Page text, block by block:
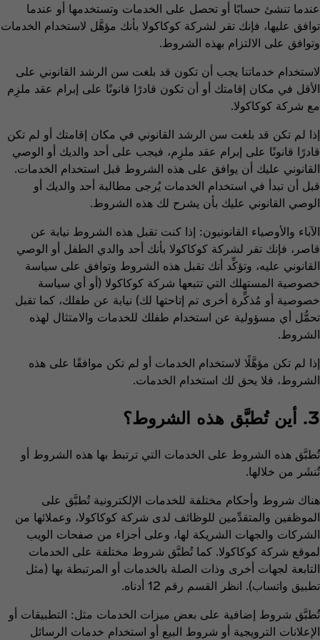
عندما تنشئ حسابًا أو تحصل على الخدمات وتستخدمها أو عندما
توافق عليها، فإنك تقر لشركة كوكاكولا بأنك مؤهَّل لاستخدام الخدمات
وتوافق على الالتزام بهذه الشروط.
لاستخدام خدماتنا يجب أن تكون قد بلغت سن الرشد القانوني على
الأقل في مكان إقامتك أو أن تكون قادرًا قانونًا على إبرام عقد ملزِم
مع شركة كوكاكولا.
إذا لم تكن قد بلغت سن الرشد القانوني في مكان إقامتك أو لم تكن
قادرًا قانونًا على إبرام عقد ملزِم، فيجب على أحد والديك أو الوصي
القانوني عليك أن يوافق على هذه الشروط قبل استخدام الخدمات.
قبل أن تبدأ في استخدام الخدمات يُرجى مطالبة أحد والديك أو
الوصي القانوني عليك بأن يشرح لك هذه الشروط.
الآباء والأوصياء القانونيون: إذا كنت تقبل هذه الشروط نيابة عن
قاصر، فإنك تقر لشركة كوكاكولا بأنك أحد والدي الطفل أو الوصي
القانوني عليه، وتؤكِّد أنك تقبل هذه الشروط وتوافق على سياسة
خصوصية المستهلك التي تتبعها شركة كوكاكولا (أو أي سياسة
خصوصية أو مُذكِّرة أخرى تم إتاحتها لك) نيابة عن طفلك، كما تقبل
تحمُّل أي مسؤولية عن استخدام طفلك للخدمات والامتثال لهذه
الشروط.
إذا لم تكن مؤهَّلًا لاستخدام الخدمات أو لم تكن موافقًا على هذه
الشروط، فلا يحق لك استخدام الخدمات.
3. أين تُطبَّق هذه الشروط؟
تُطبَّق هذه الشروط على الخدمات التي ترتبط بها هذه الشروط أو
تُنشَر من خلالها.
هناك شروط وأحكام مختلفة للخدمات الإلكترونية تُطبَّق على
الموظفين والمتقدِّمين للوظائف لدى شركة كوكاكولا، وعملائها من
الشركات والجهات الشريكة لها، وعلى أجزاء من صفحات الويب
لموقع شركة كوكاكولا. كما تُطبَّق شروط مختلفة على الخدمات
التابعة لجهات أخرى وذات الصلة بالخدمات أو المرتبطة بها (مثل
تطبيق واتساب). انظر القسم رقم 12 أدناه.
تُطبَّق شروط إضافية على بعض ميزات الخدمات مثل: التطبيقات أو
الإعلانات الترويجية أو شروط البيع أو استخدام خدمات الرسائل